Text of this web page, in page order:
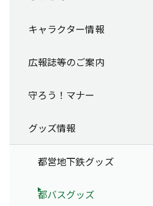
キャラクター情報
広報誌等のご案内
守ろう！マナー
グッズ情報
都営地下鉄グッズ
都バスグッズ